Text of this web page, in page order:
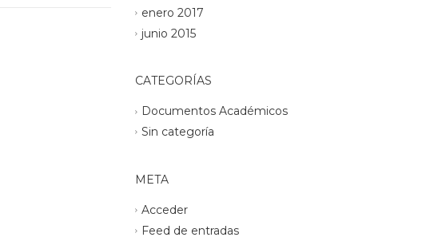
enero 2017
junio 2015
CATEGORÍAS
Documentos Académicos
Sin categoría
META
Acceder
Feed de entradas